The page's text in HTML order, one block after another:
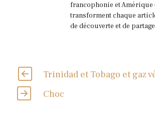
francophonie et Amérique
transforment chaque
de découverte et de
Trinidad et Tobago et gaz
Choc